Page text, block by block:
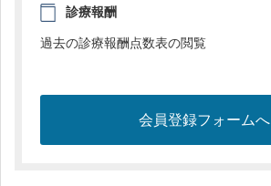
診療報酬
過去の診療報酬点数表の閲覧
会員登録フォームへ